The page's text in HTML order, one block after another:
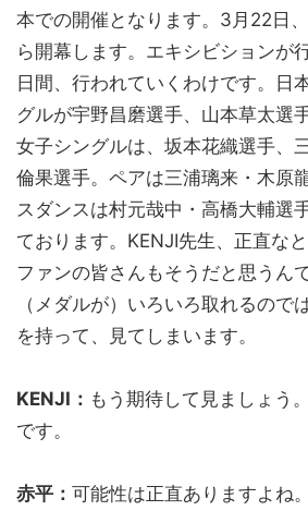
本での開催となります。3月22日
ら開幕します。エキシビションが
日間、行われていくわけです。日
グルが宇野昌磨選手、山本草太選
女子シングルは、坂本花織選手、
倫果選手。ペアは三浦璃来・木原
スダンスは村元哉中・高橋大輔選
ております。KENJI先生、正直な
ファンの皆さんもそうだと思うん
（メダルが）いろいろ取れるので
を持って、見てしまいます。
KENJI： もう期待して見ましょう
です。
赤平： 可能性は正直ありますよね。